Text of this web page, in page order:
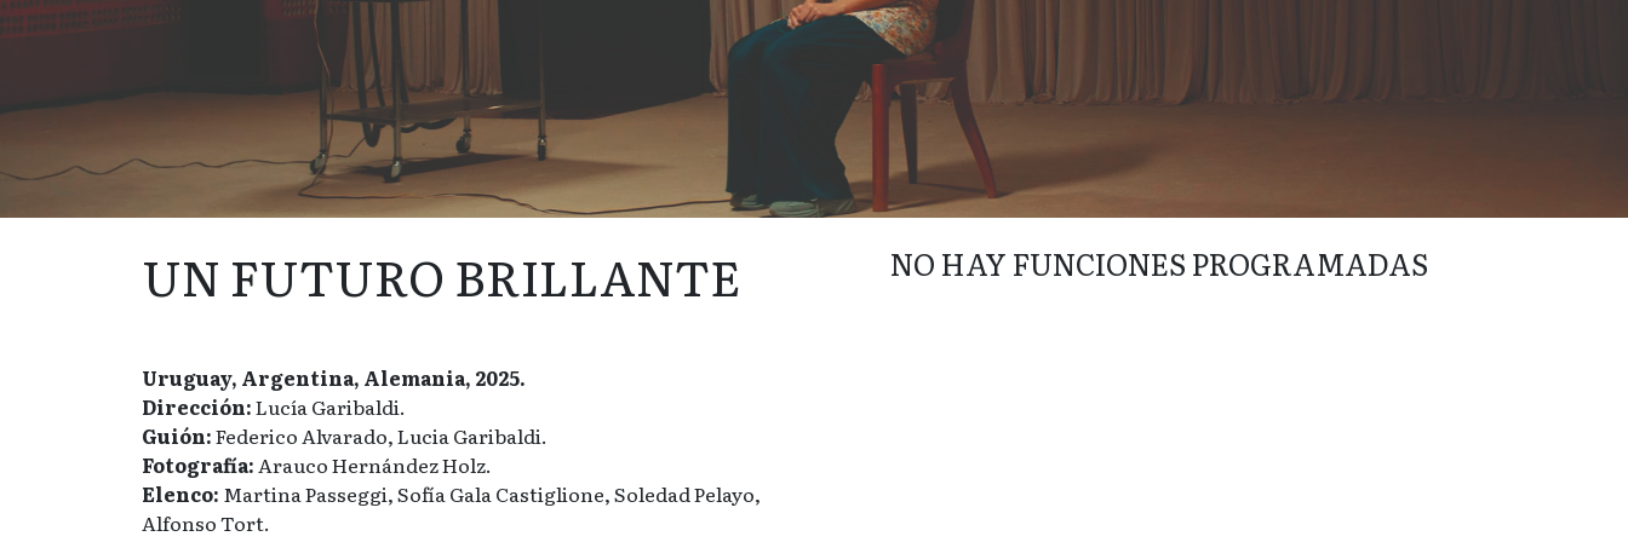
UN FUTURO BRILLANTE
Uruguay, Argentina, Alemania, 2025.
Dirección:Lucía Garibaldi.
Guión:Federico Alvarado, Lucia Garibaldi.
Fotografía:Arauco Hernández Holz.
Elenco: Martina Passeggi, Sofía Gala Castiglione, Soledad Pelayo,
Alfonso Tort.
NO HAY FUNCIONES PROGRAMADAS